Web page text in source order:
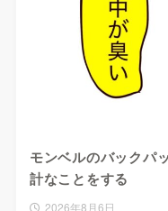
モンベルのバックパ
計なことをする
2026年8月6日